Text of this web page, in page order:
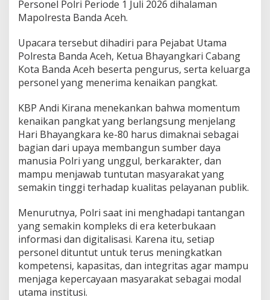
n
a
t
I
n
P
e
e
k
a
n
a
n
a
n
H
a
r
a
p
Personel Polri Periode 1 Juli 2026 dihalaman
Mapolresta Banda Aceh.
Upacara tersebut dihadiri para Pejabat Utama
Polresta Banda Aceh, Ketua Bhayangkari Cabang
Kota Banda Aceh beserta pengurus, serta keluarga
personel yang menerima kenaikan pangkat.
KBP Andi Kirana menekankan bahwa momentum
kenaikan pangkat yang berlangsung menjelang
Hari Bhayangkara ke-80 harus dimaknai sebagai
bagian dari upaya membangun sumber daya
manusia Polri yang unggul, berkarakter, dan
mampu menjawab tuntutan masyarakat yang
semakin tinggi terhadap kualitas pelayanan publik.
Menurutnya, Polri saat ini menghadapi tantangan
yang semakin kompleks di era keterbukaan
informasi dan digitalisasi. Karena itu, setiap
personel dituntut untuk terus meningkatkan
kompetensi, kapasitas, dan integritas agar mampu
menjaga kepercayaan masyarakat sebagai modal
utama institusi.